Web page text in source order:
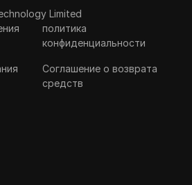
Limited
политика
конфиденциальности
Соглашение о возврата
средств